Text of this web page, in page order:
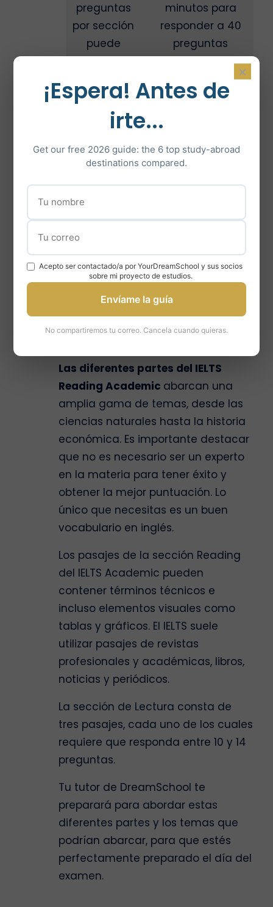
preguntas
por sección
puede
variar
minutos para
responder a 40
preguntas
Cada pregunta vale
preguntas están
ordenados del más
sencillo al más
ambos tipos de
Academic IELTS
Reading
Las diferentes partes del IELTS
Reading Academic abarcan una
amplia gama de temas, desde las
ciencias naturales hasta la historia
económica. Es importante destacar
que no es necesario ser un experto
en la materia para tener éxito y
obtener la mejor puntuación. Lo
único que necesitas es un buen
vocabulario en inglés.
Los pasajes de la sección Reading
del IELTS Academic pueden
contener términos técnicos e
incluso elementos visuales como
tablas y gráficos. El IELTS suele
utilizar pasajes de revistas
profesionales y académicas, libros,
noticias y periódicos.
La sección de Lectura consta de
tres pasajes, cada uno de los cuales
requiere que responda entre 10 y 14
preguntas.
Tu tutor de DreamSchool te
preparará para abordar estas
diferentes partes y los temas que
podrían abarcar, para que estés
perfectamente preparado el día del
examen.
×
¡Espera! Antes de
irte...
Get our free 2026 guide: the 6 top study-abroad
destinations compared.
Acepto ser contactado/a por YourDreamSchool y sus socios
sobre mi proyecto de estudios.
Envíame la guía
No compartiremos tu correo. Cancela cuando quieras.